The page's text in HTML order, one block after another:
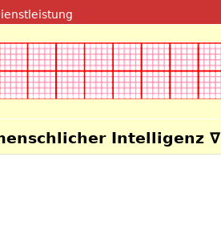
zum Inhalt
Intelligenz ∇